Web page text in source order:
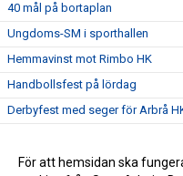
40 mål på bortaplan
Ungdoms-SM i sporthallen
Hemmavinst mot Rimbo HK
Handbollsfest på lördag
Derbyfest med seger för Arbrå
Ny säsong närmar sig
För att hemsidan ska